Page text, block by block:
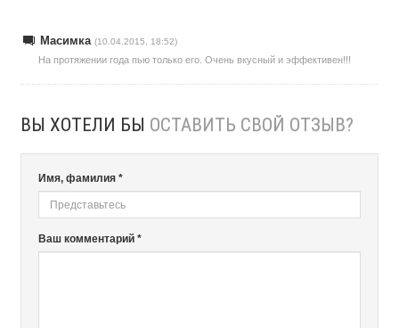
Масимка(10.04.2015, 18:52)
На протяжении года пью только его. Очень вкусный и эффективен!!!
ВЫ ХОТЕЛИ БЫ ОСТАВИТЬ СВОЙ ОТЗЫВ?
Имя, фамилия *
Ваш комментарий *